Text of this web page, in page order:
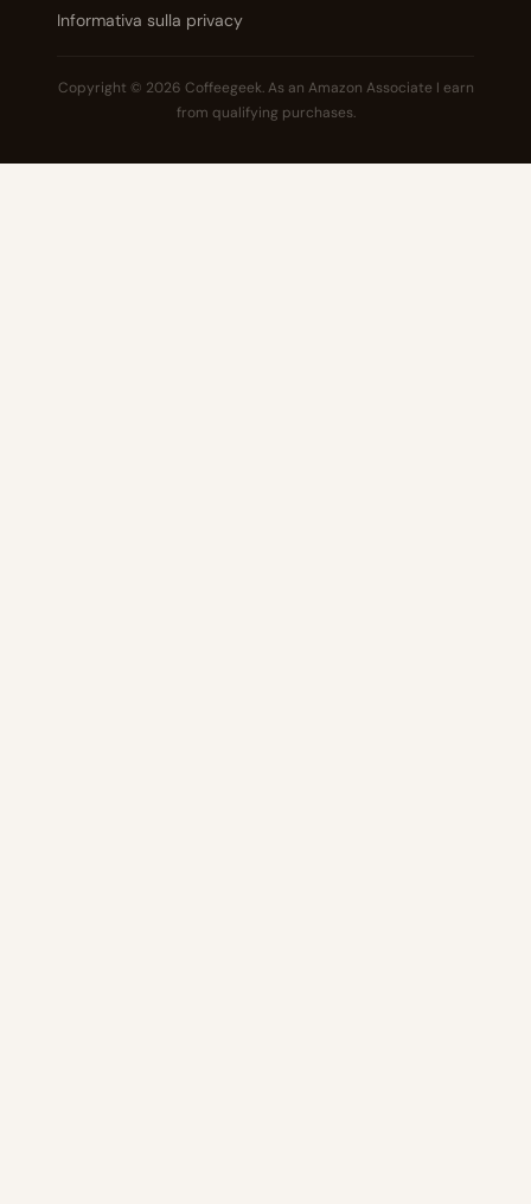
Informativa sulla privacy
Copyright © 2026 Coffeegeek. As an Amazon Associate I earn
from qualifying purchases.